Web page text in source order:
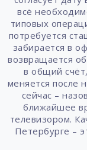
всё
типовых
потребуется
забирается в
возвращается
в общий
меняется после
сейчас –
ближайшее
телевизором.
Петербурге –